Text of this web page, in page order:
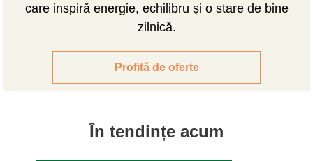
care inspiră energie, echilibru și o stare de bine
zilnică.
Profită de oferte
În tendințe acum